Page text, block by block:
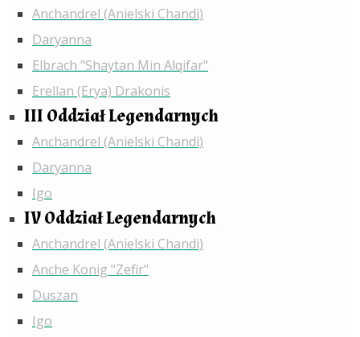
Anchandrel (Anielski Chandi)
Daryanna
Elbrach "Shaytan Min Alqifar"
Erellan (Erya) Drakonis
III Oddział Legendarnych
Anchandrel (Anielski Chandi)
Daryanna
Igo
IV Oddział Legendarnych
Anchandrel (Anielski Chandi)
Anche Konig "Zefir"
Duszan
Igo